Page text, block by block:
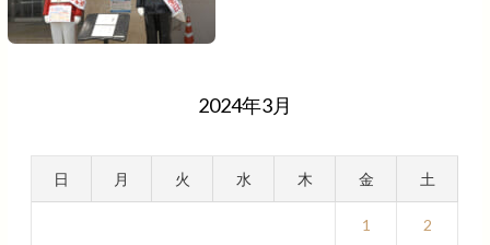
2024年3月
日 月 火 水 木 金 土
1 2